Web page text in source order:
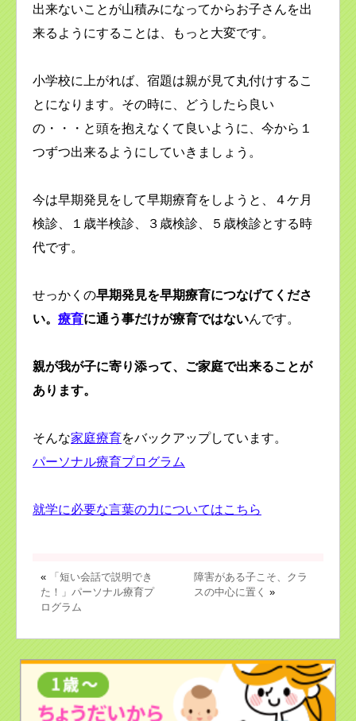
出来ないことが山積みになってからお子さんを出
来るようにすることは、もっと大変です。
小学校に上がれば、宿題は親が見て丸付けするこ
とになります。その時に、どうしたら良い
の・・・と頭を抱えなくて良いように、今から１
つずつ出来るようにしていきましょう。
今は早期発見をして早期療育をしようと、４ケ月
検診、１歳半検診、３歳検診、５歳検診とする時
代です。
せっかくの早期発見を早期療育につなげてくださ
い。 療育に通う事だけが療育ではないんです。
親が我が子に寄り添って、ご家庭で出来ることが
あります。
そんな家庭療育をバックアップしています。
パーソナル療育プログラム
就学に必要な言葉の力についてはこちら
«
「短い会話で説明でき
た！」パーソナル療育プ
ログラム
障害がある子こそ、クラ
スの中心に置く »